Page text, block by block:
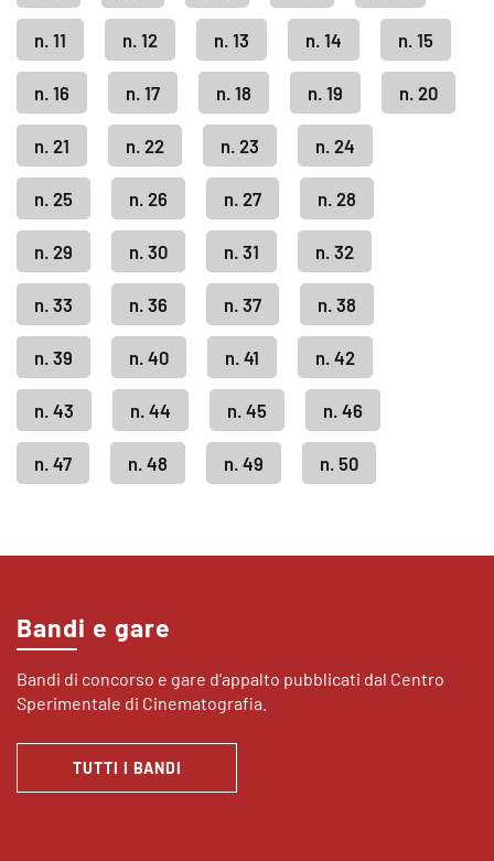
n. 11 n. 12 n. 13 n. 14 n. 15
n. 16 n. 17 n. 18 n. 19 n. 20
n. 21 n. 22 n. 23 n. 24
n. 25 n. 26 n. 27 n. 28
n. 29 n. 30 n. 31 n. 32
n. 33 n. 36 n. 37 n. 38
n. 39 n. 40 n. 41 n. 42
n. 43 n. 44 n. 45 n. 46
n. 47 n. 48 n. 49 n. 50
Bandi e gare
Bandi di concorso e gare d’appalto pubblicati dal Centro
Sperimentale di Cinematografia.
TUTTI I BANDI